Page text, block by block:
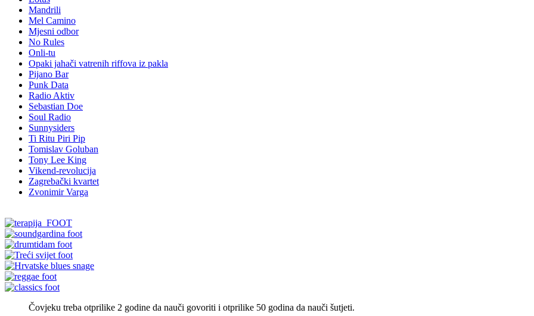
Mandrili
Mel Camino
Mjesni odbor
No Rules
Onli-tu
Opaki jahači vatrenih riffova iz pakla
Pijano Bar
Punk Data
Radio Aktiv
Sebastian Doe
Soul Radio
Sunnysiders
Ti Ritu Piri Pip
Tomislav Goluban
Tony Lee King
Vikend-revolucija
Zagrebački kvartet
Zvonimir Varga
Čovjeku treba otprilike 2 godine da nauči govoriti i otprilike 50 godina da nauči šutjeti.